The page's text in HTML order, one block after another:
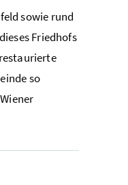
sowie rund
Friedhofs
so